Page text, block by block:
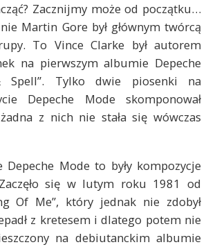
Zacznijmy może od początku…
Martin Gore był głównym twórcą
To Vince Clarke był autorem
na pierwszym albumie Depeche
Spell”. Tylko dwie piosenki na
Depeche Mode skomponował
z nich nie stała się wówczas
Depeche Mode to były kompozycje
Zaczęło się w lutym roku 1981 od
Of Me”, który jednak nie zdobył
z kretesem i dlatego potem nie
na debiutanckim albumie